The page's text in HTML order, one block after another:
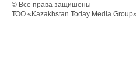
© Все права защишены
ТОО «Kazakhstan Today Media